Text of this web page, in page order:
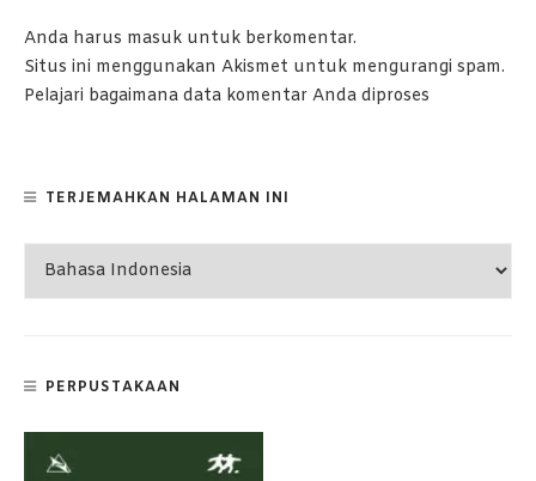
Anda harus masuk untuk berkomentar.
Situs ini menggunakan Akismet untuk mengurangi spam.
Pelajari bagaimana data komentar Anda diproses
TERJEMAHKAN HALAMAN INI
PERPUSTAKAAN